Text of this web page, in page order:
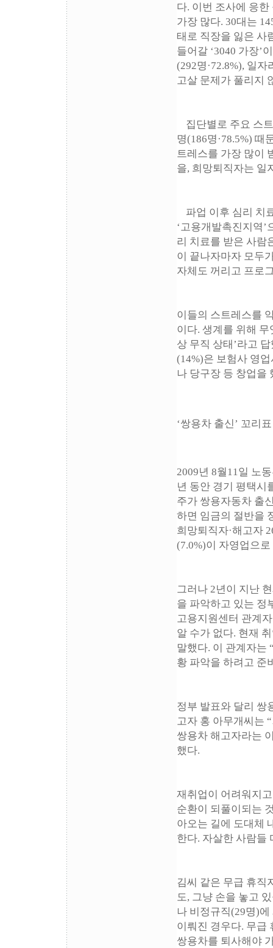
다. 이번 조사에 응
가장 많다. 30대는
태로 직장을 잃은 사
들어갈 ‘3040 가장’
(292명·72.8%), 일
고살 문제가 풀리지
집단별로 주요 스
명(186명·78.5%) 때
트레스를 가장 많이
을, 희망퇴직자는 일
파업 이후 심리 치
‘고용개발촉진지역
리 치료를 받은 사람
이 끝나자마자 모두
자체도 꺼리고 프로
이들의 스트레스를
이다. 생계를 위해
상 무직 상태’라고
(14%)은 보험사 영
나 당구장 등 창업을
‘쌍용차 출신’ 꼬리
2009년 8월11일 노
년 동안 경기 평택시
주가 쌍용자동차 출
하면 임금의 절반을
희망퇴직자·해고자
(7.0%)이 자영업으
그러나 2년이 지난
을 파악하고 있는 정
고용지원센터 관계
알 수가 없다. 현재
말했다. 이 관계자는
황 파악을 하려고 준
정부 발표와 달리 쌍
고자 홍 아무개씨는
쌍용차 해고자라는
했다.
재취업이 어려워지
순환이 되풀이되는
아오는 길에 도대체
한다. 자살한 사람들
김씨 같은 무급 휴직
도, 그냥 손을 놓고
나 비정규직(29명)
이뤄진 경우다. 무급
쌍용차를 퇴사해야